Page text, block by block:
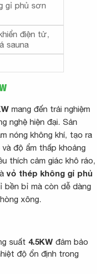
gỉ phủ sơn
điện tử,
sauna
mang đến trải nghiệm
nghệ hiện đại. Sản
nóng không khí, tạo ra
và độ ẩm thấp khoảng
thích cảm giác khô ráo,
vỏ thép không gỉ phủ
bền bỉ mà còn dễ dàng
xông.
suất 4.5KW đảm bảo
độ ổn định trong